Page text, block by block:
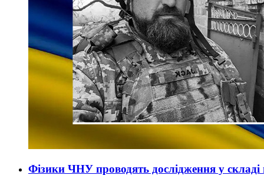
Фізики ЧНУ проводять дослідження у